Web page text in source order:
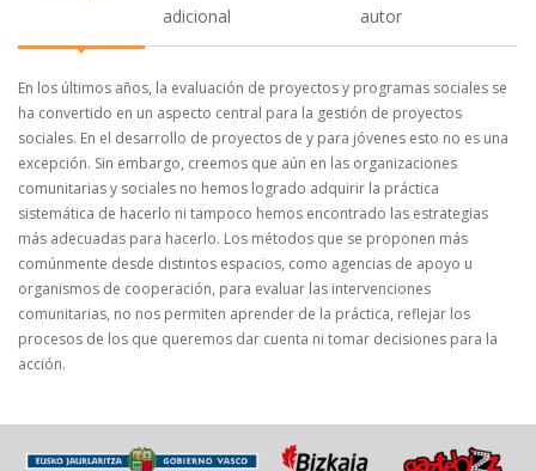
adicional
autor
En los últimos años, la evaluación de proyectos y programas sociales se
ha convertido en un aspecto central para la gestión de proyectos
sociales. En el desarrollo de proyectos de y para jóvenes esto no es una
excepción. Sin embargo, creemos que aún en las organizaciones
comunitarias y sociales no hemos logrado adquirir la práctica
sistemática de hacerlo ni tampoco hemos encontrado las estrategias
más adecuadas para hacerlo. Los métodos que se proponen más
comúnmente desde distintos espacios, como agencias de apoyo u
organismos de cooperación, para evaluar las intervenciones
comunitarias, no nos permiten aprender de la práctica, reflejar los
procesos de los que queremos dar cuenta ni tomar decisiones para la
acción.